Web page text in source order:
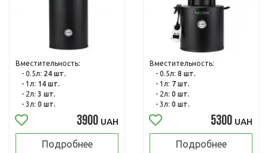
Вместительность:
- 0.5л: 24 шт.
- 1л: 14 шт.
- 2л: 3 шт.
- 3л: 0 шт.
3900 UAH
Подробнее
Вместительность:
- 0.5л: 8 шт.
- 1л: 7 шт.
- 2л: 0 шт.
- 3л: 0 шт.
5300 UAH
Подробнее